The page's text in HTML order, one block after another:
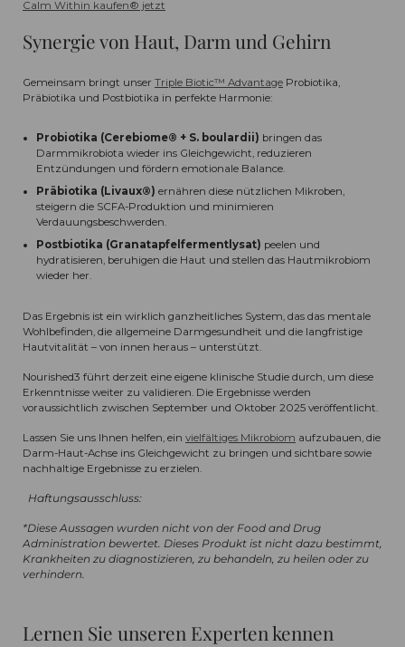
Calm Within kaufen® jetzt
Synergie von Haut, Darm und Gehirn
Gemeinsam bringt unser Triple Biotic™ Advantage Probiotika,
Präbiotika und Postbiotika in perfekte Harmonie:
Probiotika (Cerebiome® + S. boulardii) bringen das
Darmmikrobiota wieder ins Gleichgewicht, reduzieren
Entzündungen und fördern emotionale Balance.
Präbiotika (Livaux®) ernähren diese nützlichen Mikroben,
steigern die SCFA-Produktion und minimieren
Verdauungsbeschwerden.
Postbiotika (Granatapfelfermentlysat) peelen und
hydratisieren, beruhigen die Haut und stellen das Hautmikrobiom
wieder her.
Das Ergebnis ist ein wirklich ganzheitliches System, das das mentale
Wohlbefinden, die allgemeine Darmgesundheit und die langfristige
Hautvitalität – von innen heraus – unterstützt.
Nourished3 führt derzeit eine eigene klinische Studie durch, um diese
Erkenntnisse weiter zu validieren. Die Ergebnisse werden
voraussichtlich zwischen September und Oktober 2025 veröffentlicht.
Lassen Sie uns Ihnen helfen, ein vielfältiges Mikrobiom aufzubauen, die
Darm-Haut-Achse ins Gleichgewicht zu bringen und sichtbare sowie
nachhaltige Ergebnisse zu erzielen.
Haftungsausschluss:
*Diese Aussagen wurden nicht von der Food and Drug
Administration bewertet. Dieses Produkt ist nicht dazu bestimmt,
Krankheiten zu diagnostizieren, zu behandeln, zu heilen oder zu
verhindern.
Lernen Sie unseren Experten kennen